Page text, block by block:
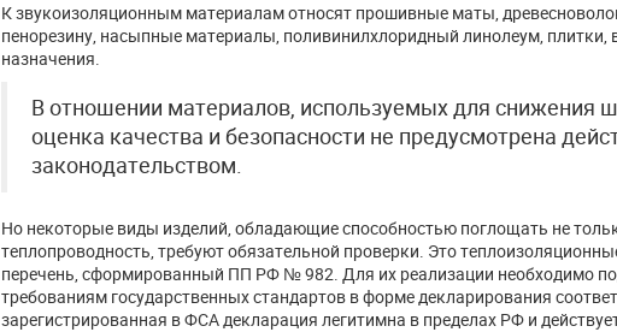
К звукоизоляционным материалам относят прошивные маты,
пенорезину, насыпные материалы, поливинилхлоридный линолеум, плитки,
назначения.
В отношении материалов, используемых для снижения
оценка качества и безопасности не предусмотрена
законодательством.
Но некоторые виды изделий, обладающие способностью поглощать не
теплопроводность, требуют обязательной проверки. Это
перечень, сформированный ПП РФ № 982. Для их реализации необходимо
требованиям государственных стандартов в форме декларирования
зарегистрированная в ФСА декларация легитимна в пределах РФ и